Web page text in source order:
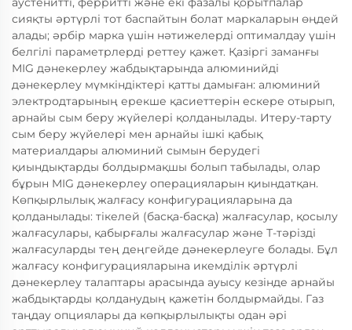
сияқты әртүрлі тот баспайтын болат маркаларын өңдей
алады; әрбір марка үшін нәтижелерді оптималдау үшін
белгілі параметрлерді реттеу қажет. Қазіргі заманғы
MIG дәнекерлеу жабдықтарында алюминийді
дәнекерлеу мүмкіндіктері қатты дамыған: алюминий
электродтарының ерекше қасиеттерін ескере отырып,
арнайы сым беру жүйелері қолданылады. Итеру-тарту
сым беру жүйелері мен арнайы ішкі қабық
материалдары алюминий сымын берудегі
қиындықтарды болдырмақшы болып табылады, олар
бұрын MIG дәнекерлеу операцияларын қиындатқан.
Көпқырлылық жалғасу конфигурацияларына да
қолданылады: тікелей (басқа-басқа) жалғасулар, қосылу
жалғасулары, қабырғалы жалғасулар және Т-тәрізді
жалғасуларды тең деңгейде дәнекерлеуге болады. Бұл
жалғасу конфигурацияларына икемділік әртүрлі
дәнекерлеу талаптары арасында ауысу кезінде арнайы
жабдықтарды қолданудың қажетін болдырмайды. Газ
таңдау опциялары да көпқырлылықты одан әрі